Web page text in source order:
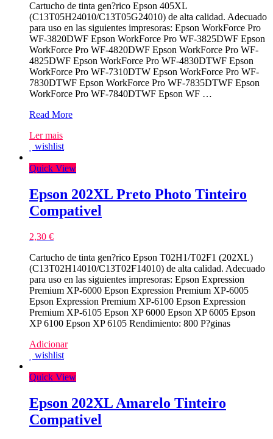
Cartucho de tinta gen?rico Epson 405XL
(C13T05H24010/C13T05G24010) de alta calidad. Adecuado
para uso en las siguientes impresoras: Epson WorkForce Pro
WF-3820DWF Epson WorkForce Pro WF-3825DWF Epson
WorkForce Pro WF-4820DWF Epson WorkForce Pro WF-
4825DWF Epson WorkForce Pro WF-4830DTWF Epson
WorkForce Pro WF-7310DTW Epson WorkForce Pro WF-
7830DTWF Epson WorkForce Pro WF-7835DTWF Epson
WorkForce Pro WF-7840DTWF Epson WF …
Epson
Azul
Tinteiro
Read More
Ler mais
wishlist
Quick View
Epson 202XL Preto Photo Tinteiro
Compativel
2,30 €
Cartucho de tinta gen?rico Epson T02H1/T02F1 (202XL)
(C13T02H14010/C13T02F14010) de alta calidad. Adecuado
para uso en las siguientes impresoras: Epson Expression
Premium XP-6000 Epson Expression Premium XP-6005
Epson Expression Premium XP-6100 Epson Expression
Premium XP-6105 Epson XP 6000 Epson XP 6005 Epson
XP 6100 Epson XP 6105 Rendimiento: 800 P?ginas
Adicionar
wishlist
Quick View
Epson 202XL Amarelo Tinteiro
Compativel